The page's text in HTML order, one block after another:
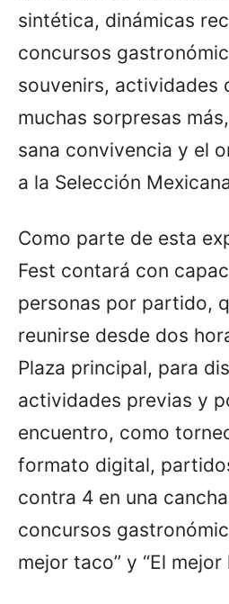
sintética, dinámicas
concursos
souvenirs, actividades
muchas sorpresas
sana convivencia y el
a la Selección
Como parte de esta
Fest contará con
personas por partido,
reunirse desde dos
Plaza principal, para
actividades previas y
encuentro, como
formato digital,
contra 4 en una
concursos
mejor taco” y “El mejor